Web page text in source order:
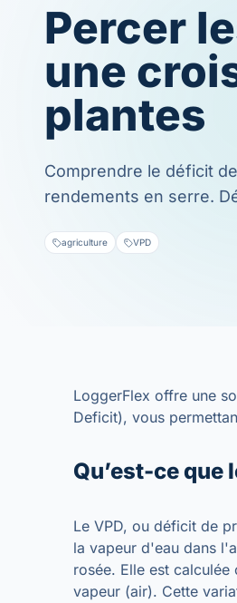
Percer
une
plantes
Comprendre le déficit
rendements en serre.
agriculture VPD
LoggerFlex offre une
Deficit), vous
Qu’est-ce que
Le VPD, ou déficit de
la vapeur d'eau dans
rosée. Elle est
vapeur (air). Cette